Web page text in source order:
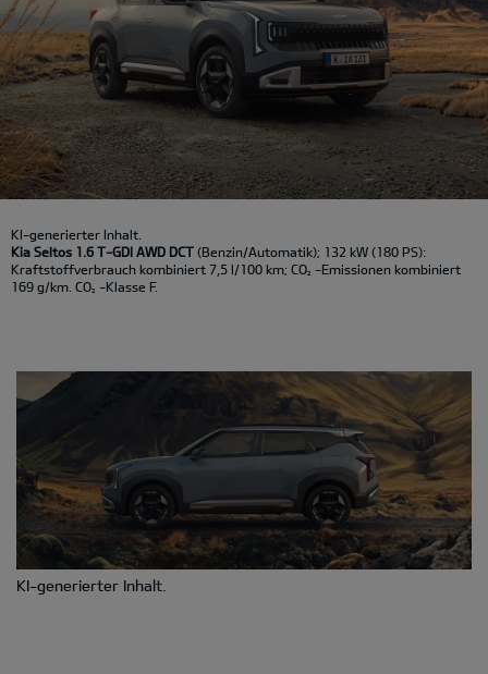
KI-generierter Inhalt.
Kia Seltos 1.6 T-GDI AWD DCT (Benzin/Automatik); 132 kW (180 PS):
Kraftstoffverbrauch kombiniert 7,5 l/100 km; CO2
-Emissionen kombiniert
169 g/km. CO2 -Klasse F.
KI-generierter Inhalt.